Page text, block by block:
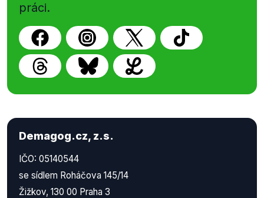
práci.
Demagog.cz, z.s.
IČO: 05140544
se sídlem Roháčova 145/14
Žižkov, 130 00 Praha 3